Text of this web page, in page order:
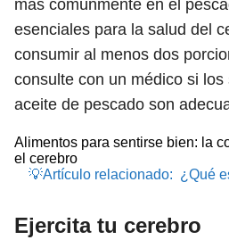
más comúnmente en el
esenciales para la salud del
consumir al menos dos
consulte con un médico si
aceite de pescado son
Alimentos para sentirse bien: la
el cerebro
💡Artículo relacionado: ¿Qué
Ejercita tu cerebro